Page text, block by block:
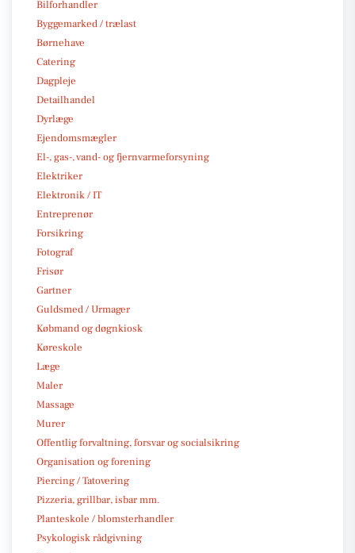
Bilforhandler
Byggemarked / trælast
Børnehave
Catering
Dagpleje
Detailhandel
Dyrlæge
Ejendomsmægler
El-, gas-, vand- og fjernvarmeforsyning
Elektriker
Elektronik / IT
Entreprenør
Forsikring
Fotograf
Frisør
Gartner
Guldsmed / Urmager
Købmand og døgnkiosk
Køreskole
Læge
Maler
Massage
Murer
Offentlig forvaltning, forsvar og socialsikring
Organisation og forening
Piercing / Tatovering
Pizzeria, grillbar, isbar mm.
Planteskole / blomsterhandler
Psykologisk rådgivning